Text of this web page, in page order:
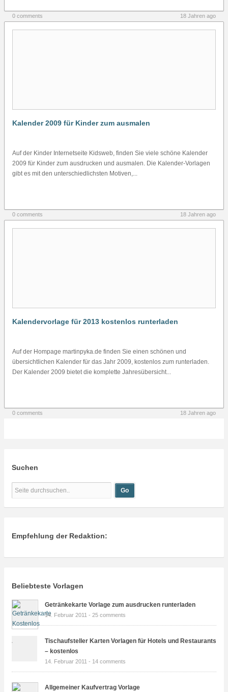
0 comments 18 Jahren ago
Kalender 2009 für Kinder zum ausmalen
Auf der Kinder Internetseite Kidsweb, finden Sie viele schöne Kalender
2009 für Kinder zum ausdrucken und ausmalen. Die Kalender-Vorlagen
gibt es mit den unterschiedlichsten Motiven,...
0 comments 18 Jahren ago
Kalendervorlage für 2013 kostenlos runterladen
Auf der Hompage martinpyka.de finden Sie einen schönen und
übersichtlichen Kalender für das Jahr 2009, kostenlos zum runterladen.
Der Kalender 2009 bietet die komplette Jahresübersicht...
0 comments 18 Jahren ago
Suchen
Empfehlung der Redaktion:
Beliebteste Vorlagen
Getränkekarte Vorlage zum ausdrucken runterladen
14. Februar 2011 - 25 comments
Tischaufsteller Karten Vorlagen für Hotels und Restaurants
– kostenlos
14. Februar 2011 - 14 comments
Allgemeiner Kaufvertrag Vorlage